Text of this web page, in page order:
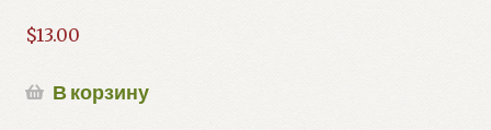
$13.00
В корзину